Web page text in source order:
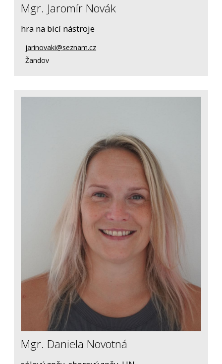
Mgr. Jaromír Novák
hra na bicí nástroje
jarinovaki@seznam.cz
Žandov
Mgr. Daniela Novotná